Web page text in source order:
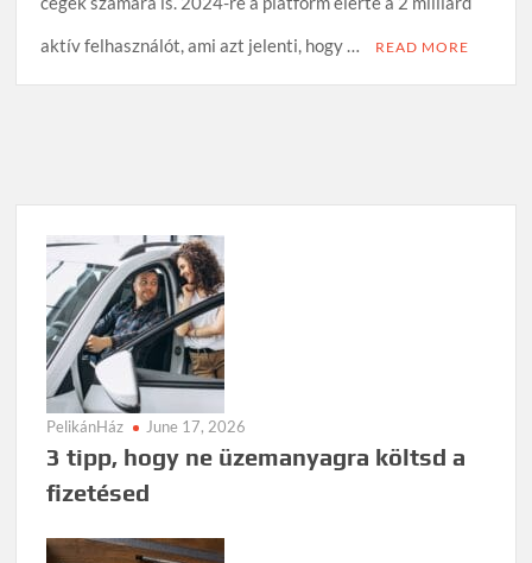
aktív felhasználót, ami azt jelenti, hogy …
READ MORE
PelikánHáz June 17, 2026
3 tipp, hogy ne üzemanyagra költsd a
fizetésed